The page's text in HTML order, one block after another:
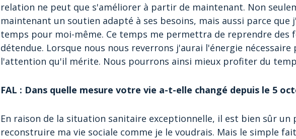
relation ne peut que s'améliorer à partir de maintenant. Non
maintenant un soutien adapté à ses besoins, mais aussi parce que
temps pour moi-même. Ce temps me permettra de reprendre des
détendue. Lorsque nous nous reverrons j'aurai l'énergie
l'attention qu'il mérite. Nous pourrons ainsi mieux profiter du
FAL : Dans quelle mesure votre vie a-t-elle changé depuis le 5
En raison de la situation sanitaire exceptionnelle, il est bien sûr un
reconstruire ma vie sociale comme je le voudrais. Mais le simple